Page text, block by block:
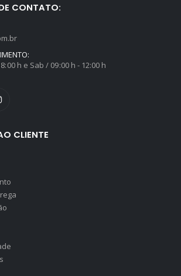
CONTATO:
h e Sab / 09:00 h - 12:00 h
CLIENTE